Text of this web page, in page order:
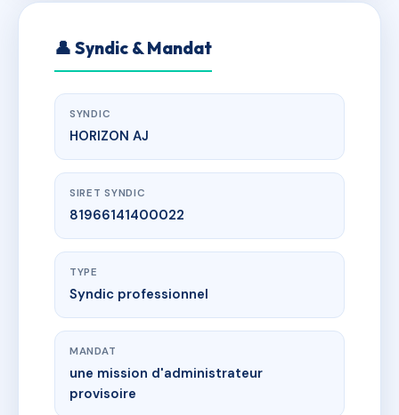
👤 Syndic & Mandat
SYNDIC
HORIZON AJ
SIRET SYNDIC
81966141400022
TYPE
Syndic professionnel
MANDAT
une mission d'administrateur
provisoire